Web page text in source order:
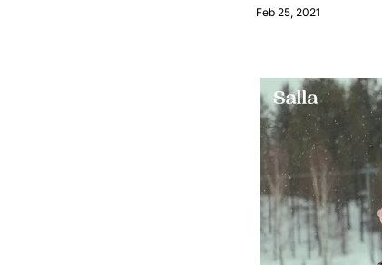
Feb 25, 2021